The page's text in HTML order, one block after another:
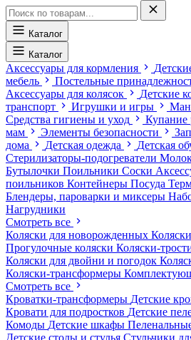
Каталог
Каталог
Аксессуары для кормления
мебель
Постельные
Аксессуары для колясок
Детские
транспорт
Игрушки и игры
Средства гигиены и уход
Купание
мам
Элементы безопасности
дома
Детская одежда
Детская
Стерилизаторы-подогреватели
Бутылочки Поильники Соски
поильников Контейнеры Посуда
Блендеры, пароварки и миксеры
Нагрудники
Смотреть все
Коляски для новорожденных
Прогулочные коляски Коляски-
Коляски для двойни и погодок
Коляски-трансформеры
Смотреть все
Кроватки-трансформеры Детские
Кровати для подростков Детские
Комоды Детские шкафы
Детские столы и стулья Стульчики